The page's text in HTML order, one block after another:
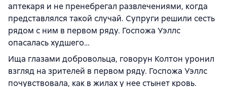
аптекаря и не пренебрегал развлечениями, когда
представлялся такой случай. Супруги решили сесть
рядом с ним в первом ряду. Госпожа Уэллс
опасалась худшего…
Ища глазами добровольца, говорун Колтон уронил
взгляд на зрителей в первом ряду. Госпожа Уэллс
почувствовала, как в жилах у нее стынет кровь.